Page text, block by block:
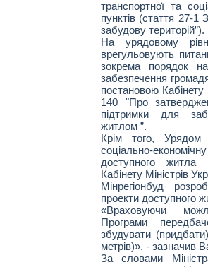
транспортної та
пунктів (стаття 27-1
забудову територій”).
На урядовому
врегульовують
зокрема порядок
забезпечення
постановою
140 "Про
підтримки для
житлом ”.
Крім того, Урядом
соціально-
доступного
Кабінету Міністрів
Мінрегіонбуд
проекти доступного
«Враховуючи
Програми
збудувати
метрів)», - зазначив
За словами